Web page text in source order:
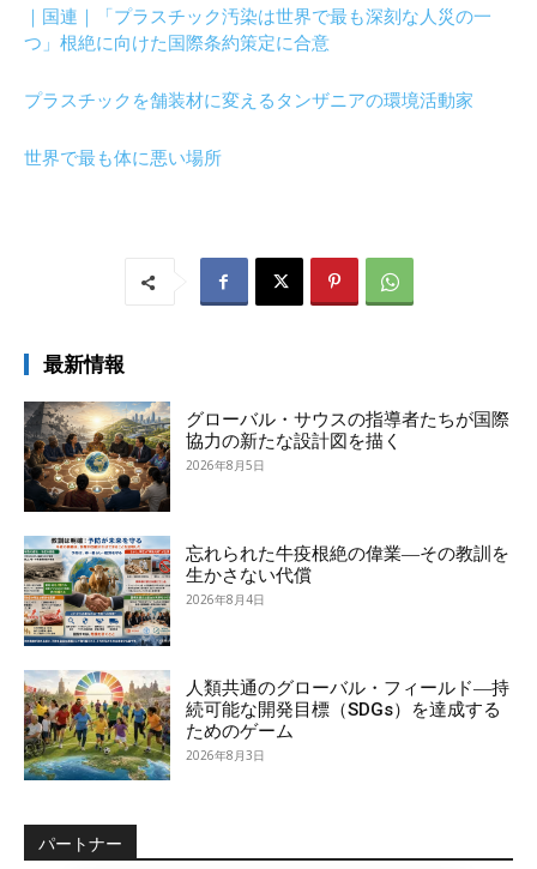
｜国連｜「プラスチック汚染は世界で最も深刻な人災の一
つ」根絶に向けた国際条約策定に合意
プラスチックを舗装材に変えるタンザニアの環境活動家
世界で最も体に悪い場所
最新情報
グローバル・サウスの指導者たちが国際
協力の新たな設計図を描く
2026年8月5日
忘れられた牛疫根絶の偉業―その教訓を
生かさない代償
2026年8月4日
人類共通のグローバル・フィールド―持
続可能な開発目標（SDGs）を達成する
ためのゲーム
2026年8月3日
パートナー